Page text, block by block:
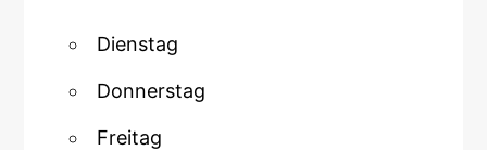
Dienstag
Donnerstag
Freitag